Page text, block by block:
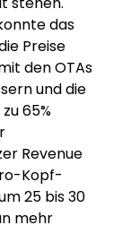
das
Preise
den OTAs
und die
65%
Revenue
Kopf-
25 bis 30
mehr